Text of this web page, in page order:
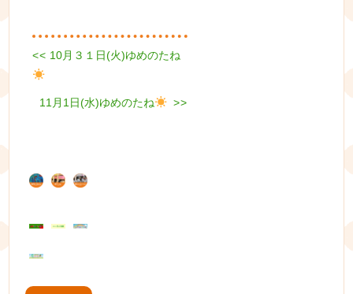
投
ナ
ー
シ
ン
Previous
post:
<< 10月３１日(火)ゆめのたね
Next
11月1日(水)ゆめのたね >>